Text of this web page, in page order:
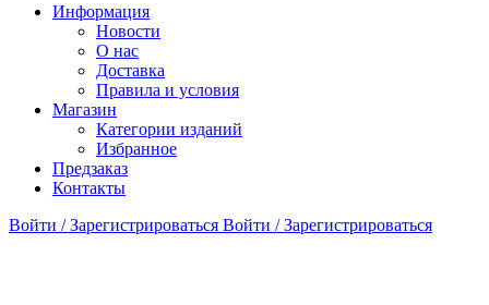
Информация
Новости
О нас
Доставка
Правила и условия
Магазин
Категории изданий
Избранное
Предзаказ
Контакты
Войти / Зарегистрироваться Войти / Зарегистрироваться